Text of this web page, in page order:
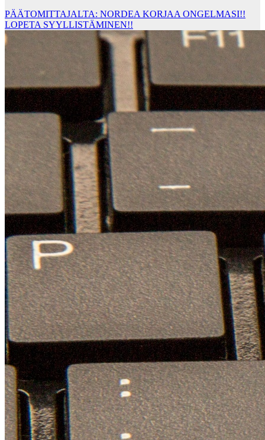
PÄÄTOMITTAJALTA: NORDEA KORJAA ONGELMASI!!
LOPETA SYYLLISTÄMINEN!!